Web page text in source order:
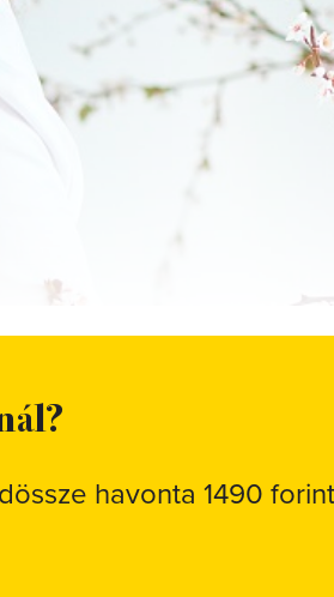
havonta 1490